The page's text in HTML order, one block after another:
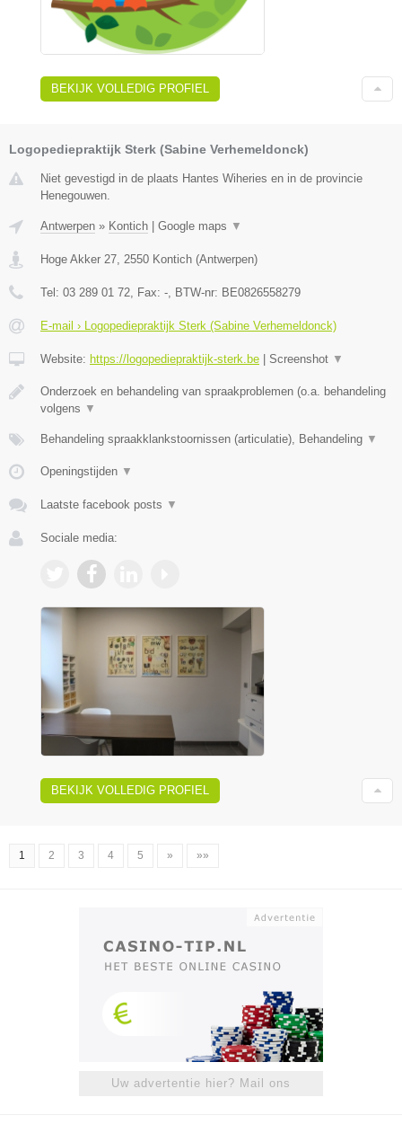
BEKIJK VOLLEDIG PROFIEL
Logopediepraktijk Sterk (Sabine Verhemeldonck)
Niet gevestigd in de plaats Hantes Wiheries en in de provincie
Henegouwen.
Antwerpen » Kontich Google maps ▼
Hoge Akker 27, 2550 Kontich (Antwerpen)
Tel: 03 289 01 72, Fax: -, BTW-nr: BE0826558279
E-mail › Logopediepraktijk Sterk (Sabine Verhemeldonck)
Website: https://logopediepraktijk-sterk.be Screenshot ▼
Onderzoek en behandeling van spraakproblemen (o.a. behandeling
volgens ▼
Behandeling spraakklankstoornissen (articulatie), Behandeling ▼
Openingstijden ▼
Laatste facebook posts ▼
Sociale media:
BEKIJK VOLLEDIG PROFIEL
1 2 3 4 5 » »»
Uw advertentie hier? Mail ons